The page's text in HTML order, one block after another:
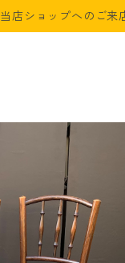
当店ショップへのご